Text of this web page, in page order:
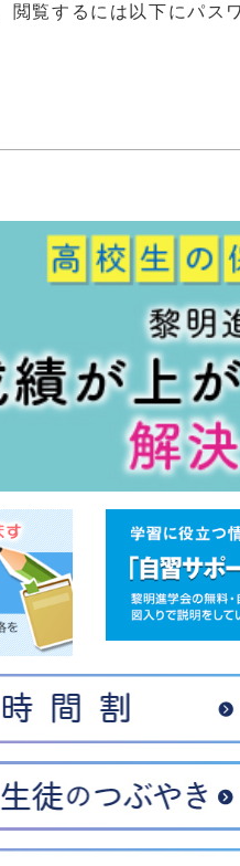
覧するには以下にパス